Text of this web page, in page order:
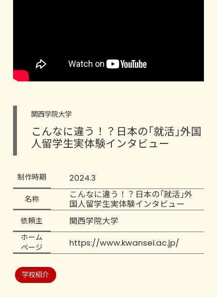
関西学院大学
こんなに違う！？日本の｢就活｣外国
人留学生実体験インタビュー
制作時期 2024.3
名称
こんなに違う！？日本の｢就活｣外
国人留学生実体験インタビュー
依頼主 関西学院大学
ホーム
ページ
https://www.kwansei.ac.jp/
学校紹介